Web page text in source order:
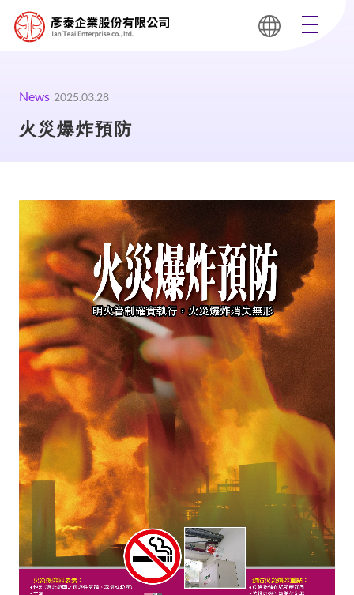
News 2025.03.28
火災爆炸預防